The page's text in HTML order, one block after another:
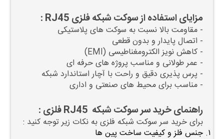
مزایای استفاده از سوکت شبکه فلزی RJ45 :
-مقاومت بالا نسبت به سوکت های پلاستیکی
- اتصال پایدار و بدون قطعی
- کاهش نویز الکترومغناطیسی (EMI)
- عمر طولانی و مناسب پروژه های حرفه ای
- پرس پذیری دقیق و راحت با آچار استاندارد شبکه
- مناسب برای محیط های صنعتی و اداری
راهنمای خرید سر سوکت شبکه RJ45 فلزی :
برای خرید سر سوکت شبکه فلزی به نکات زیر توجه کنید :
جنس فلز و کیفیت ساخت پین ها